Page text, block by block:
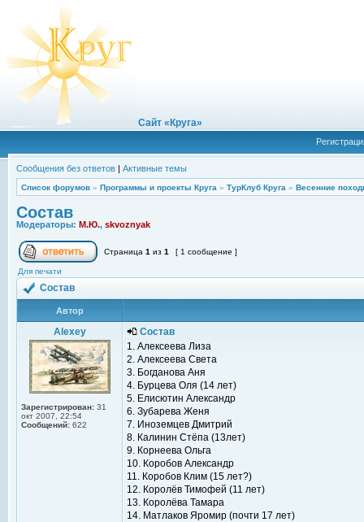
Сайт «Круга»
Сообщения без ответов | Активные темы
Список форумов » Программы и проекты Круга » ТурКлуб Круга » Весенние
Состав
Модераторы: М.Ю., skvoznyak
Страница 1 из 1 [ 1 сообщение ]
Для печати
Состав
Автор
Alexey
Зарегистрирован: 31
окт 2007, 22:54
Сообщений: 622
Состав
1. Алексеева Лиза
2. Алексеева Света
3. Богданова Аня
4. Бурцева Оля (14 лет)
5. Елисютин Александр
6. Зубарева Женя
7. Иноземцев Дмитрий
8. Калинин Стёпа (13лет)
9. Корнеева Ольга
10. Коробов Александр
11. Коробов Клим (15 лет?)
12. Королёв Тимофей (11 лет)
13. Королёва Тамара
14. Матлаков Яромир (почти 17 лет)